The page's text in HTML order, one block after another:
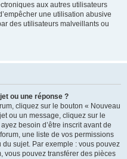
aux autres utilisateurs
une utilisation abusive
des utilisateurs malveillants ou
ou une réponse ?
cliquez sur le bouton « Nouveau
ou un message, cliquez sur le
besoin d’être inscrit avant de
une liste de vos permissions
du sujet. Par exemple : vous pouvez
vous pouvez transférer des pièces